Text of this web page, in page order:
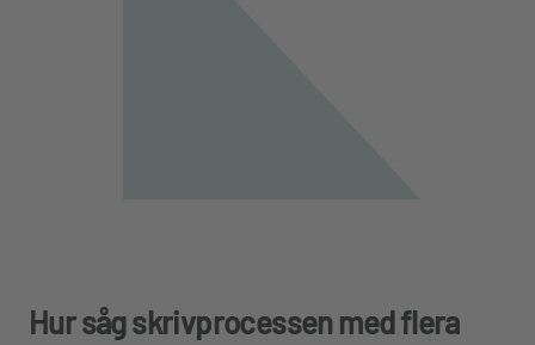
Hur såg skrivprocessen med flera